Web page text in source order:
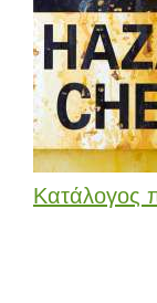
Κατάλογος